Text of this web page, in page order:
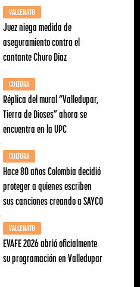
VALLENATO
Juez niega medida de
aseguramiento contra el
cantante Churo Díaz
CULTURA
Réplica del mural “Valledupar,
Tierra de Dioses” ahora se
encuentra en la UPC
CULTURA
Hace 80 años Colombia decidió
proteger a quienes escriben
sus canciones creando a SAYCO
VALLENATO
EVAFE 2026 abrió oficialmente
su programación en Valledupar